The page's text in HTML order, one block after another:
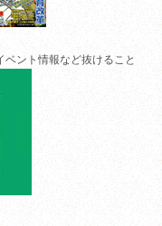
ント情報など抜けること